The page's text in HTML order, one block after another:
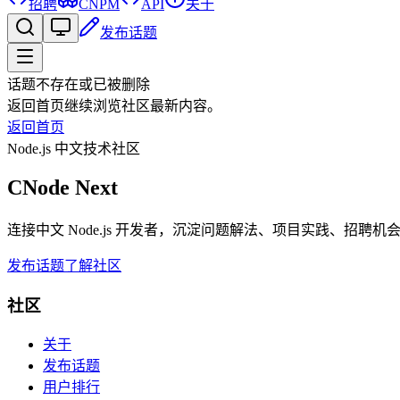
招聘 CNPM API
关于
发布话题
话题不存在或已被删除
返回首页继续浏览社区最新内容。
返回首页
Node.js 中文技术社区
CNode Next
连接中文 Node.js 开发者，沉淀问题解法、项目实践、招聘机会
发布话题了解社区
社区
关于
发布话题
用户排行